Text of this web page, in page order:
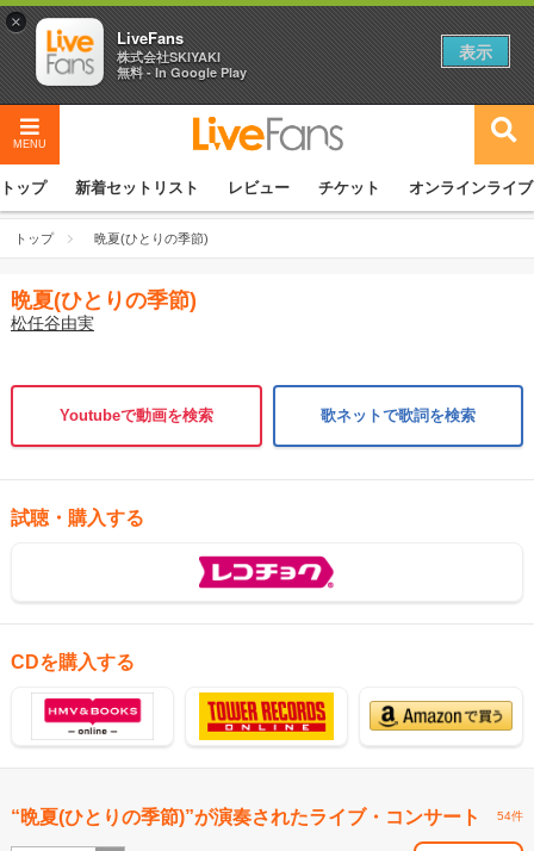
MENU
トップ 新着セットリスト レビュー チケット オンラインライブ
トップ 晩夏(ひとりの季節)
晩夏(ひとりの季節)
松任谷由実
Youtubeで動画を検索 歌ネットで歌詞を検索
試聴・購入する
CDを購入する
“晩夏(ひとりの季節)”が演奏されたライブ・コンサート 54件
×
LiveFans
株式会社SKIYAKI
無料 - In Google Play
表示